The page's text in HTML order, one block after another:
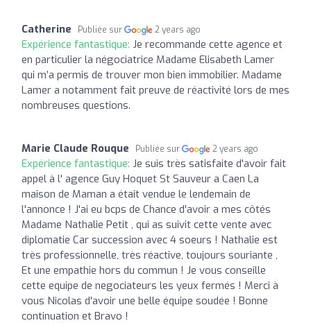
Catherine Publiée sur 2 years ago
Expérience fantastique: Je recommande cette agence et
en particulier la négociatrice Madame Elisabeth Lamer
qui m’a permis de trouver mon bien immobilier. Madame
Lamer a notamment fait preuve de réactivité lors de mes
nombreuses questions.
Marie Claude Rouque Publiée sur 2 years ago
Expérience fantastique: Je suis très satisfaite d'avoir fait
appel à l' agence Guy Hoquet St Sauveur a Caen La
maison de Maman a était vendue le lendemain de
l'annonce ! J'ai eu bcps de Chance d'avoir a mes côtés
Madame Nathalie Petit , qui as suivit cette vente avec
diplomatie Car succession avec 4 soeurs ! Nathalie est
très professionnelle, très réactive, toujours souriante ,
Et une empathie hors du commun ! Je vous conseille
cette equipe de negociateurs les yeux fermés ! Merci à
vous Nicolas d'avoir une belle équipe soudée ! Bonne
continuation et Bravo !